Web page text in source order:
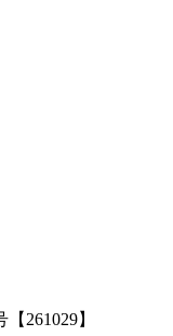
261029】